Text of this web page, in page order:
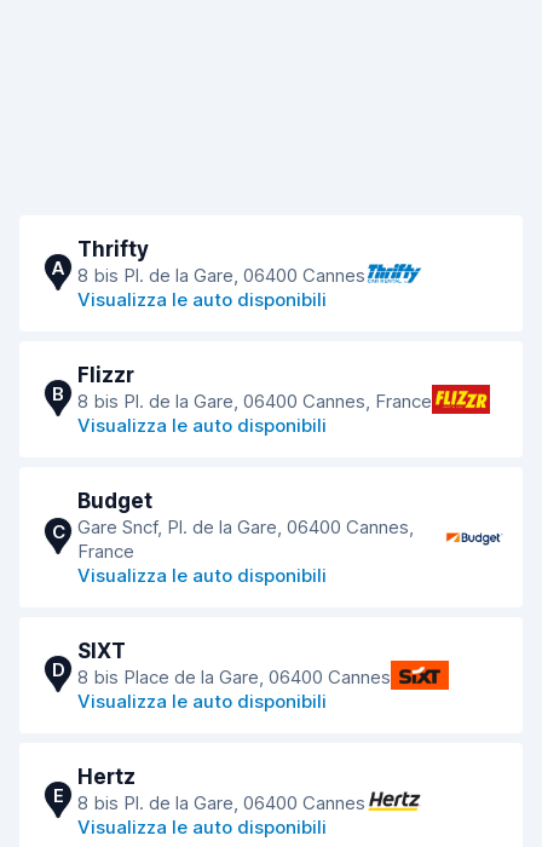
A
Thrifty
8 bis Pl. de la Gare, 06400 Cannes
Visualizza le auto disponibili
B
Flizzr
8 bis Pl. de la Gare, 06400 Cannes, France
Visualizza le auto disponibili
C
Budget
Gare Sncf, Pl. de la Gare, 06400 Cannes,
France
Visualizza le auto disponibili
D
SIXT
8 bis Place de la Gare, 06400 Cannes
Visualizza le auto disponibili
E
Hertz
8 bis Pl. de la Gare, 06400 Cannes
Visualizza le auto disponibili